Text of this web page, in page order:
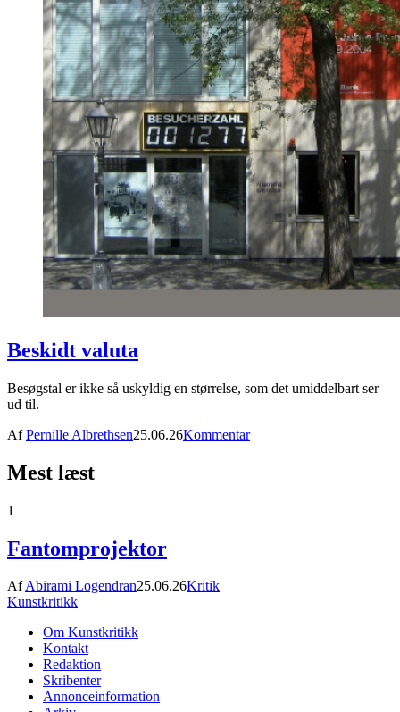
Beskidt valuta
Besøgstal er ikke så uskyldig en størrelse, som det umiddelbart ser
ud til.
AfPernille Albrethsen25.06.26Kommentar
Mest læst
1
Fantomprojektor
AfAbirami Logendran25.06.26Kritik
Kunstkritikk
Om Kunstkritikk
Kontakt
Redaktion
Skribenter
Annonceinformation